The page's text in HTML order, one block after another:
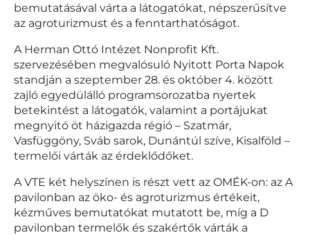
bemutatásával várta a látogatókat, népszerűsítve
az agroturizmust és a fenntarthatóságot.
A Herman Ottó Intézet Nonprofit Kft.
szervezésében megvalósuló Nyitott Porta Napok
standján a szeptember 28. és október 4. között
zajló egyedülálló programsorozatba nyertek
betekintést a látogatók, valamint a portájukat
megnyitó öt házigazda régió – Szatmár,
Vasfüggöny, Sváb sarok, Dunántúl szíve, Kisalföld –
termelői várták az érdeklődőket.
A VTE két helyszínen is részt vett az OMÉK-on: az A
pavilonban az öko- és agroturizmus értékeit,
kézműves bemutatókat mutatott be, míg a D
pavilonban termelők és szakértők várták a